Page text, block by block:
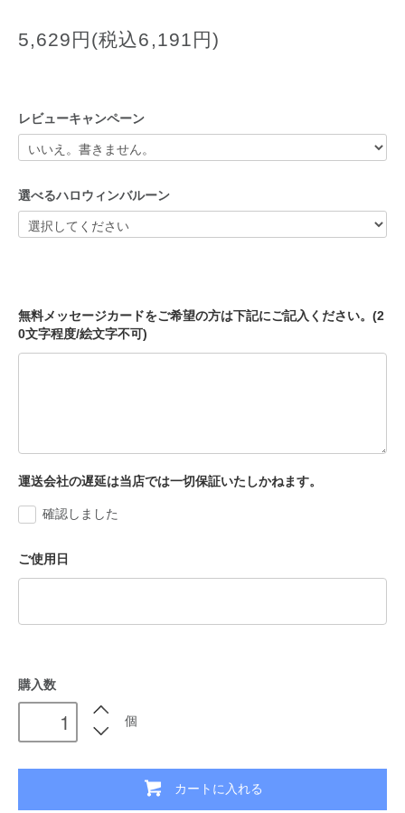
5,629円(税込6,191円)
レビューキャンペーン
選べるハロウィンバルーン
無料メッセージカードをご希望の方は下記にご記入ください。(2
0文字程度/絵文字不可)
運送会社の遅延は当店では一切保証いたしかねます。
確認しました
ご使用日
購入数
個
カートに入れる